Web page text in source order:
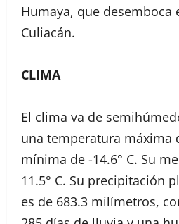
Humaya, que desemboca
Culiacán.
CLIMA
El clima va de
una temperatura máxima
mínima de -14.6° C. Su
11.5° C. Su precipitación
es de 683.3 milímetros,